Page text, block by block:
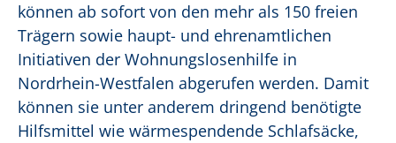
können ab sofort von den mehr als 150 freien
Trägern sowie haupt- und ehrenamtlichen
Initiativen der Wohnungslosenhilfe in
Nordrhein-Westfalen abgerufen werden. Damit
können sie unter anderem dringend benötigte
Hilfsmittel wie wärmespendende Schlafsäcke,